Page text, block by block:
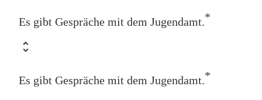
Es gibt Gespräche mit dem Jugendamt.*
Es gibt Gespräche mit dem Jugendamt.*